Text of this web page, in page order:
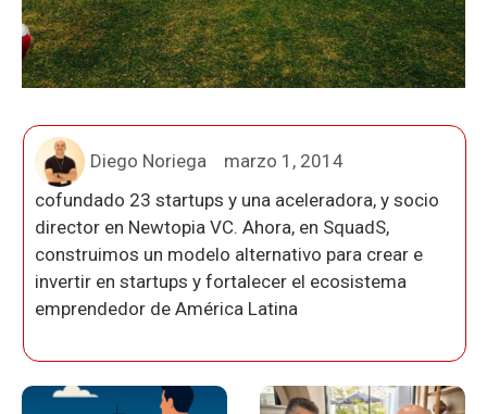
Diego Noriega
marzo 1, 2014
cofundado 23 startups y una aceleradora, y socio
director en Newtopia VC. Ahora, en SquadS,
construimos un modelo alternativo para crear e
invertir en startups y fortalecer el ecosistema
emprendedor de América Latina